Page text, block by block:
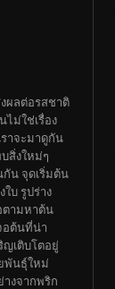
ผลต่อรสชาติ
ม่ใช่เรื่อง
าจะมาดูกัน
สิ่งใหม่ๆ
กัน จุดเริ่มต้น
บ รูปร่าง
ตามหาต้น
อต้นที่น่า
เติบโตอยู่
พันธุ์ใหม่
งจากพริก